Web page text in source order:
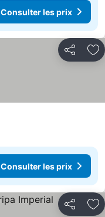
Consulter les prix
Partager
Consulter les prix
Partager